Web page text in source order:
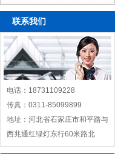
联系我们
电话：18731109228
传真：0311-85099899
地址：河北省石家庄市和平路与
西兆通红绿灯东行60米路北